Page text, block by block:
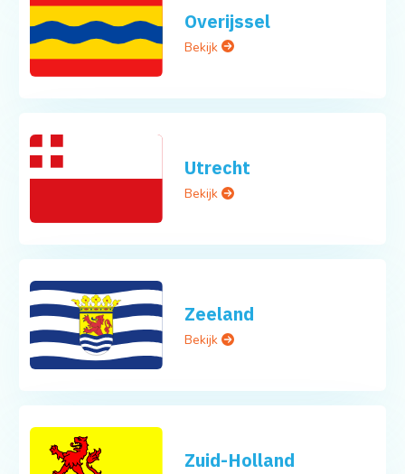
Overijssel
Bekijk
Utrecht
Bekijk
Zeeland
Bekijk
Zuid-Holland